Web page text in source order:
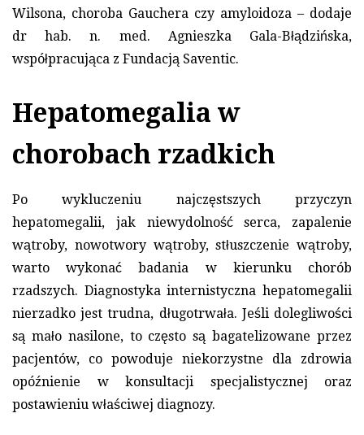
Wilsona, choroba Gauchera czy amyloidoza – dodaje
dr hab. n. med. Agnieszka Gala-Błądzińska,
współpracująca z Fundacją Saventic.
Hepatomegalia w
chorobach rzadkich
Po wykluczeniu najczęstszych przyczyn
hepatomegalii, jak niewydolność serca, zapalenie
wątroby, nowotwory wątroby, stłuszczenie wątroby,
warto wykonać badania w kierunku chorób
rzadszych. Diagnostyka internistyczna hepatomegalii
nierzadko jest trudna, długotrwała. Jeśli dolegliwości
są mało nasilone, to często są bagatelizowane przez
pacjentów, co powoduje niekorzystne dla zdrowia
opóźnienie w konsultacji specjalistycznej oraz
postawieniu właściwej diagnozy.